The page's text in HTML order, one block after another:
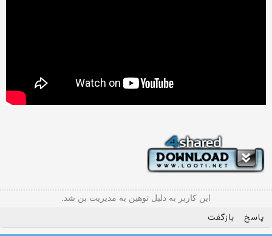
این کاربر به دلیل توهین به مدیریت بن شد.
پاسخ بازگفت